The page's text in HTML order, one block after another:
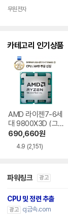
무원전자
카테고리 인기상품
AMD 라이젠7-6세
대 9800X3D (그
래니트 릿지)
690,660원
4.9 (2,151)
파워링크 광고
CPU 및 정련 추출
광고
cj금속.com